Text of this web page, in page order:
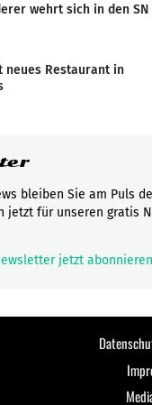
wehrt sich in den SN
neues Restaurant in
bleiben Sie am Puls
jetzt für unseren gratis
jetzt abonnieren